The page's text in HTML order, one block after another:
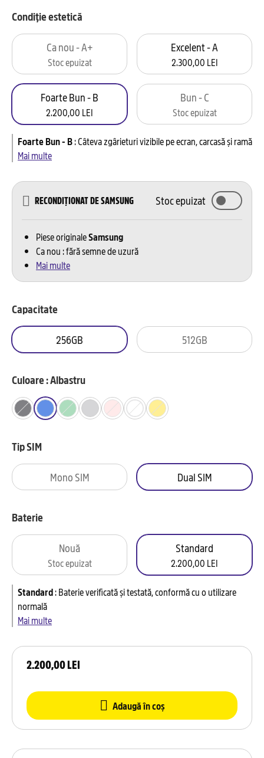
2.200,00 LEI
Adaugă în coș
Condiție estetică
Ca nou - A+
Stoc epuizat
Excelent - A
2.300,00 LEI
Foarte Bun - B
2.200,00 LEI
Bun - C
Stoc epuizat
Foarte Bun - B:Câteva zgârieturi vizibile pe ecran, carcasă și ramă
Mai multe
RECONDIȚIONAT DE SAMSUNG Stoc epuizat
Piese originaleSamsung
Ca nou : fără semne de uzură
Mai multe
Capacitate
256GB 512GB
Culoare : Albastru
Tip SIM
Mono SIM Dual SIM
Baterie
Nouă
Stoc epuizat
Standard
2.200,00 LEI
Standard:Baterie verificată și testată, conformă cu o utilizare
normală
Mai multe